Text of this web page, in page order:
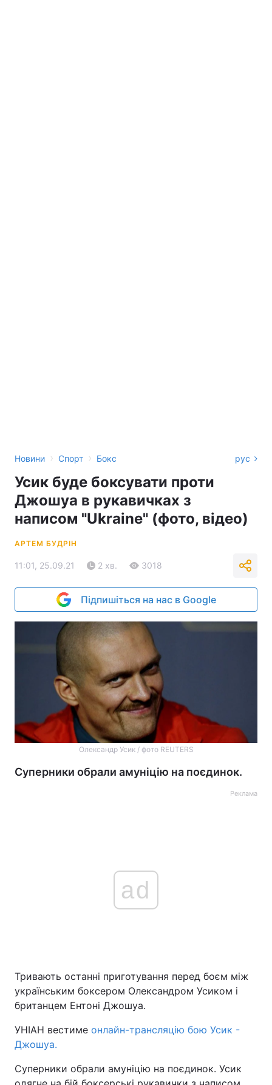
Новини › Спорт › Бокс рус
Усик буде боксувати проти
Джошуа в рукавичках з
написом "Ukraine" (фото, відео)
АРТЕМ БУДРІН
11:01, 25.09.21 2 хв. 3018
Підпишіться на нас в Google
Олександр Усик / фото REUTERS
Суперники обрали амуніцію на поєдинок.
Реклама
ad
Тривають останні приготування перед боєм між
українським боксером Олександром Усиком і
британцем Ентоні Джошуа.
УНІАН вестиме онлайн-трансляцію бою Усик -
Джошуа.
Суперники обрали амуніцію на поєдинок. Усик